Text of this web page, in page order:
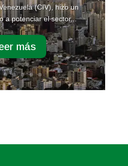
(CIV), hizo un
a potenciar el sector...
más